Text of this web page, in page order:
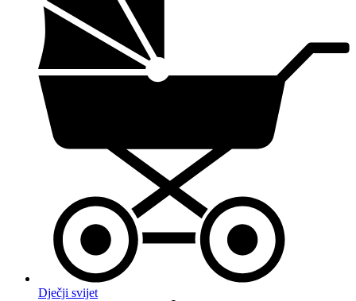
Dječji svijet